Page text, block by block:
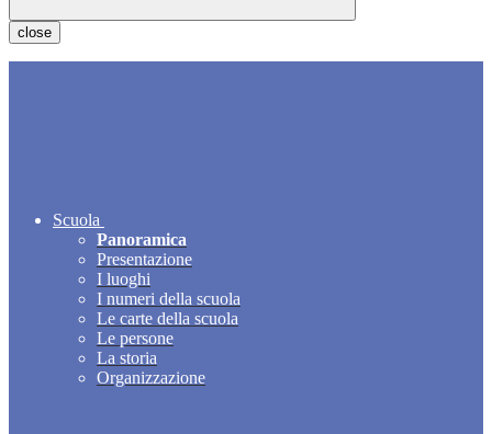
close
Scuola
Panoramica
Presentazione
I luoghi
I numeri della scuola
Le carte della scuola
Le persone
La storia
Organizzazione